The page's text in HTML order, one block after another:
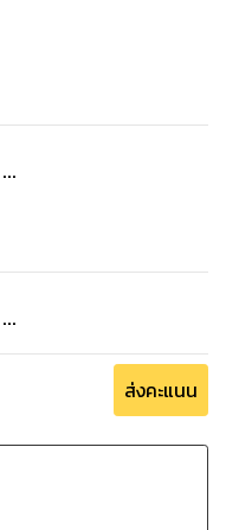
แกร่งของเขาเท่านั้น
ยใจอุ่น ๆ พร้อมกับ
ไปด้วยไฟแห่งความ
ก
องขอให้เราร่วมเตียงกัน
าคงไม่รู้ว่าข้าเป็นพวกชอบ
ามเจ็บปวดและทรมาน
าหวาดกลัวให้นางได้เห็น
ภทนั้นเลย แต่จำเป็นต้องขู่
ส่งคะแนน